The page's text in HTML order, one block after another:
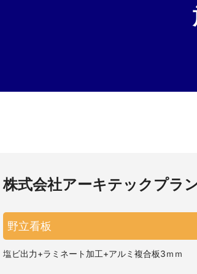
株式会社アーキテックプラ
野立看板
塩ビ出力+ラミネート加工+アルミ複合板3ｍｍ